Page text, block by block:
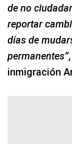
de no
reportar
días de
permanentes”,
inmigración